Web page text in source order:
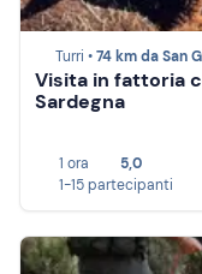
Turri •74 km da San
Visita in fattoria
Sardegna
1 ora
5,0
1-15 partecipanti